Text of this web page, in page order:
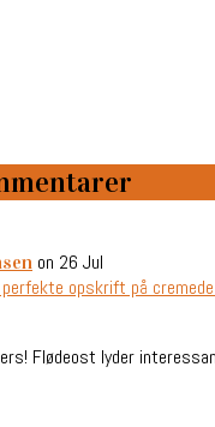
on 26 Jul
opskrift på
Flødeost lyder